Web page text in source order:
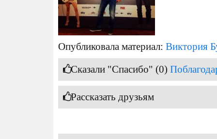
Опубликовала материал: Виктория
Сказали "Спасибо" (0)
Рассказать друзьям